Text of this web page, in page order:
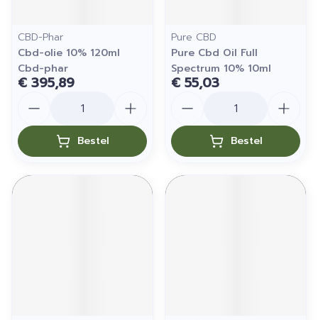
CBD-Phar
Cbd-olie 10% 120ml
Cbd-phar
€ 395,89
Bestel
Pure CBD
Pure Cbd Oil Full
Spectrum 10% 10ml
€ 55,03
Bestel